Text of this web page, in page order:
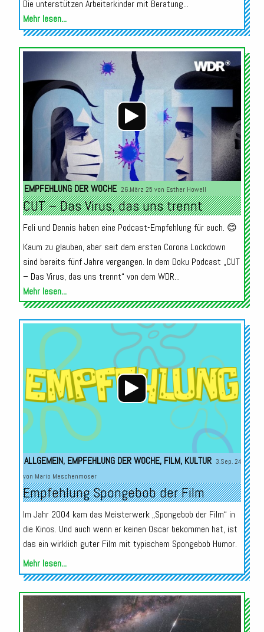
Die unterstützen Arbeiterkinder mit Beratung...
Mehr lesen...
Audio-
Player
EMPFEHLUNG DER WOCHE 26.März 25 von Esther Howell
CUT – Das Virus, das uns trennt
Feli und Dennis haben eine Podcast-Empfehlung für euch. 😊
Kaum zu glauben, aber seit dem ersten Corona Lockdown
sind bereits fünf Jahre vergangen. In dem Doku Podcast „CUT
– Das Virus, das uns trennt“ von dem WDR...
Mehr lesen...
Audio-
Player
ALLGEMEIN, EMPFEHLUNG DER WOCHE, FILM, KULTUR 3.Sep. 24
von Mario Meschenmoser
Empfehlung Spongebob der Film
Im Jahr 2004 kam das Meisterwerk „Spongebob der Film“ in
die Kinos. Und auch wenn er keinen Oscar bekommen hat, ist
das ein wirklich guter Film mit typischem Spongebob Humor.
Mehr lesen...
Audio-
Player